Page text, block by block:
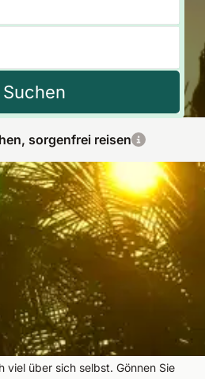
Suchen
sorgenfrei reisen
von Gesundheit &
Reise zu mehr Wohlbefinden und
unsere vielfältige Auswahl aus
Ländern, die gewiss für jedes
bereithält. Dabei tauchen
und fremde Kulturen
viel über sich selbst. Gönnen Sie